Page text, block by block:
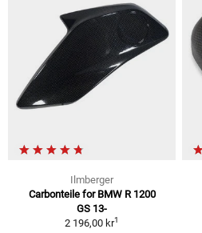
Ilmberger
Carbonteile for BMW R 1200
GS 13-
2 196,00 kr1